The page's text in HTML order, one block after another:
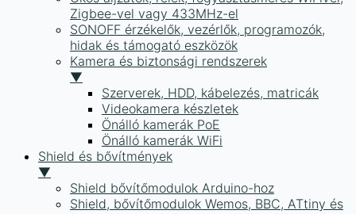
Zigbee-vel vagy 433MHz-el
SONOFF érzékelők, vezérlők, programozók,
hidak és támogató eszközök
Kamera és biztonsági rendszerek
▼
Szerverek, HDD, kábelezés, matricák
Videokamera készletek
Önálló kamerák PoE
Önálló kamerák WiFi
Shield és bővítmények
▼
Shield bővítőmodulok Arduino-hoz
Shield, bővítőmodulok Wemos, BBC, ATtiny és